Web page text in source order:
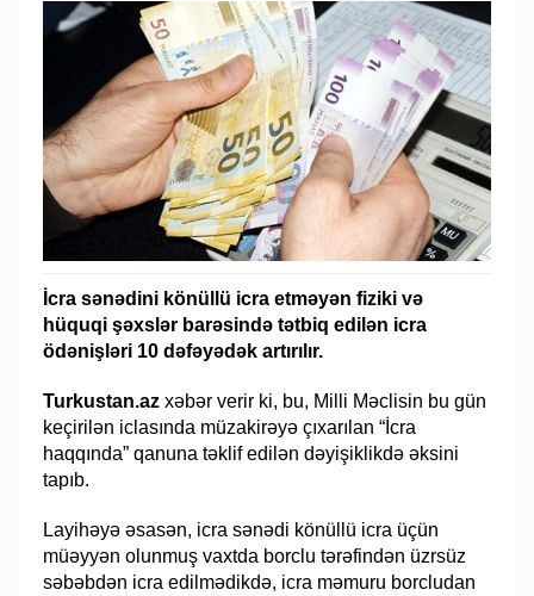
İcra sənədini könüllü icra etməyən fiziki və
hüquqi şəxslər barəsində tətbiq edilən icra
ödənişləri 10 dəfəyədək artırılır.
Turkustan.az xəbər verir ki, bu, Milli Məclisin bu gün
keçirilən iclasında müzakirəyə çıxarılan “İcra
haqqında” qanuna təklif edilən dəyişiklikdə əksini
tapıb.
Layihəyə əsasən, icra sənədi könüllü icra üçün
müəyyən olunmuş vaxtda borclu tərəfindən üzrsüz
səbəbdən icra edilmədikdə, icra məmuru borcludan